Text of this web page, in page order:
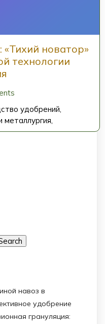
новатор»
технологии
удобрений,
металлургия,
навоз в
удобрение
грануляция: